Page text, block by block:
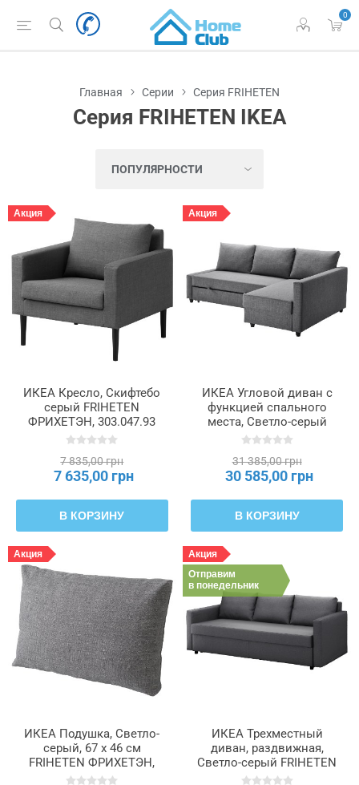
0
Главная Серии Серия FRIHETEN
Серия FRIHETEN IKEA
Акция
ИКЕА Кресло, Скифтебо
серый FRIHETEN
ФРИХЕТЭН, 303.047.93
7 835,00 грн
7 635,00 грн
В КОРЗИНУ
Акция
ИКЕА Угловой диван с
функцией спального
места, Светло-серый
FRIHETEN ФРИХЕТЭН,
31 385,00 грн
30 585,00 грн
В КОРЗИНУ
Акция
ИКЕА Подушка, Светло-
серый, 67 x 46 см
FRIHETEN ФРИХЕТЭН,
204.481.60
Акция
Отправим
в понедельник
ИКЕА Трехместный
диван, раздвижная,
Светло-серый FRIHETEN
ФРИХЕТЭН, 503.411.48